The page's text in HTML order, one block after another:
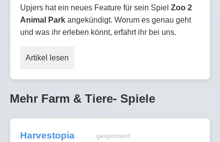
Upjers hat ein neues Feature für sein Spiel Zoo 2
Animal Park angekündigt. Worum es genau geht
und was ihr erleben könnt, erfahrt ihr bei uns.
Artikel lesen
Mehr Farm & Tiere- Spiele
Harvestopia gesponsert